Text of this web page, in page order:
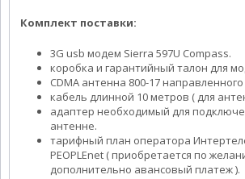
Комплект поставки:
3G usb модем Sierra 597U Compass.
коробка и гарантийный талон для
CDMA антенна 800-17
кабель длинной 10 метров ( для
адаптер необходимый для
антенне.
тарифный план оператора
PEOPLEnet ( приобретается по
дополнительно авансовый платеж ).